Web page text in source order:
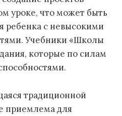
уроке, что может быть
ребенка с невысокими
Учебники «Школы
которые по силам
традиционной
приемлема для